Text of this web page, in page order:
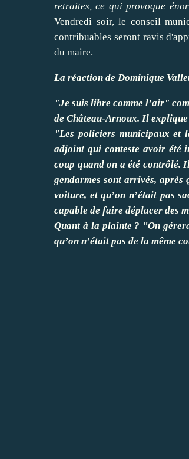
retraites, ce qui provoque
Vendredi soir, le conseil
contribuables seront ravis
du maire.
La réaction de Dominique
"Je suis libre comme l’air"
de Château-Arnoux. Il
"Les policiers municipaux et
adjoint qui conteste avoir été
coup quand on a été contrôlé.
gendarmes sont arrivés, après
voiture, et qu’on n’était pas
capable de faire déplacer des
Quant à la plainte ? "On
qu’on n’était pas de la même